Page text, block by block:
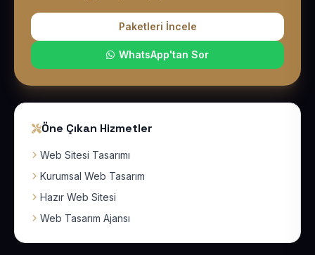
Paketleri İncele
WhatsApp'tan Sor
Öne Çıkan Hizmetler
Web Sitesi Tasarımı
Kurumsal Web Tasarım
Hazır Web Sitesi
Web Tasarım Ajansı